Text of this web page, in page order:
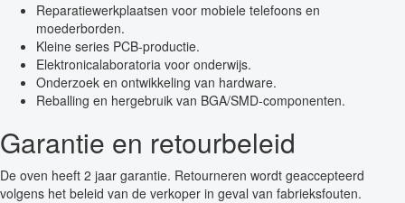
Reparatiewerkplaatsen voor mobiele telefoons en
moederborden.
Kleine series PCB-productie.
Elektronicalaboratoria voor onderwijs.
Onderzoek en ontwikkeling van hardware.
Reballing en hergebruik van BGA/SMD-componenten.
Garantie en retourbeleid
De oven heeft 2 jaar garantie. Retourneren wordt geaccepteerd
volgens het beleid van de verkoper in geval van fabrieksfouten.